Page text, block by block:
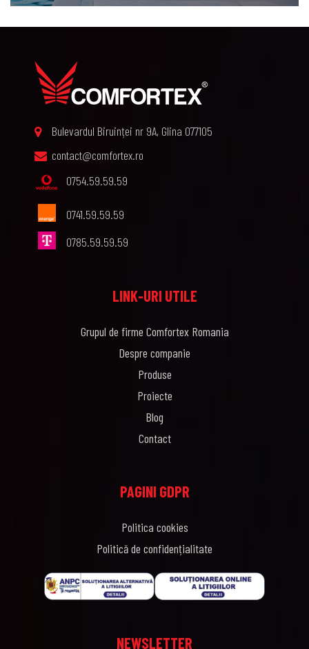
Bulevardul Biruinței nr 9A, Glina 077105
contact@comfortex.ro
0754.59.59.59
0741.59.59.59
0785.59.59.59
LINK-URI UTILE
Grupul de firme Comfortex Romania
Despre companie
Produse
Proiecte
Blog
Contact
PAGINI GDPR
Politica cookies
Politică de confidențialitate
NEWSLETTER